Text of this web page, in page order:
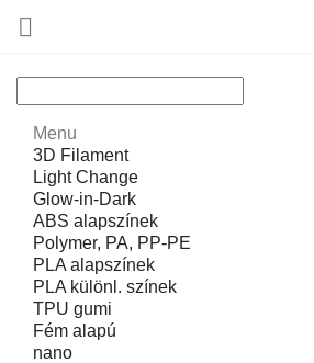

Menu
3D Filament
Light Change
Glow-in-Dark
ABS alapszínek
Polymer, PA, PP-PE
PLA alapszínek
PLA különl. színek
TPU gumi
Fém alapú
nano